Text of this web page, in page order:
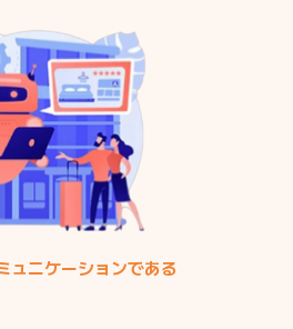
ュニケーションである